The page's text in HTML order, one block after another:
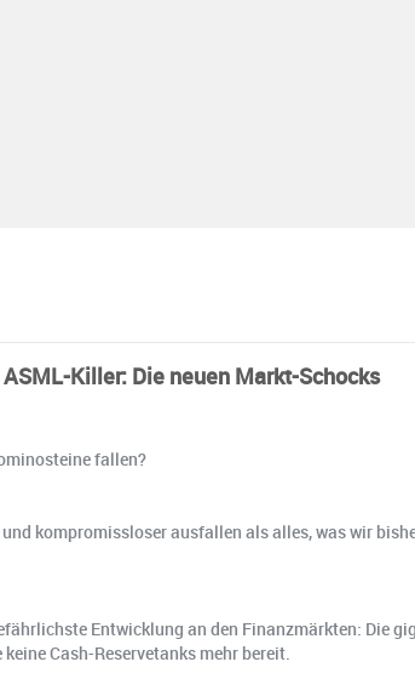
Killer: Die neuen Markt-Schocks
fallen?
kompromissloser ausfallen als alles, was wir
Entwicklung an den Finanzmärkten: Die
Cash-Reservetanks mehr bereit.